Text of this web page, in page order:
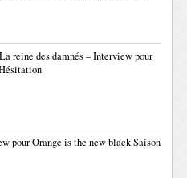
reine des damnés – Interview pour
pour Orange is the new black Saison